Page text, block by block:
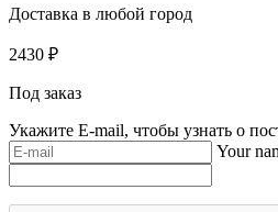
Доставка в любой город
2430 ₽
Под заказ
Укажите E-mail, чтобы узнать о
Your